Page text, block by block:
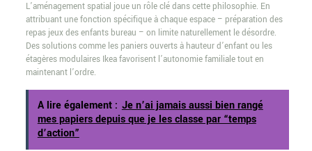
L’aménagement spatial joue un rôle clé dans cette philosophie. En
attribuant une fonction spécifique à chaque espace – préparation des
repas jeux des enfants bureau – on limite naturellement le désordre.
Des solutions comme les paniers ouverts à hauteur d’enfant ou les
étagères modulaires Ikea favorisent l’autonomie familiale tout en
maintenant l’ordre.
A lire également : Je n’ai jamais aussi bien rangé
mes papiers depuis que je les classe par “temps
d’action”